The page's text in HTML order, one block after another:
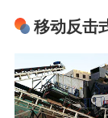
移动反击